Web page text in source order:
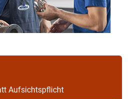
Aufsichtspflicht